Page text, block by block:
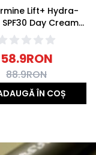
Lift+ Hydra-
Day Cream
de Zi Antirid 50ml
58.9RON
88.9RON
ÎN COȘ